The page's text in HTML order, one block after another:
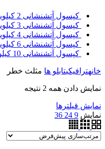
کپسول آتشنشانی 2 کیلویی CO2 آریا
کپسول آتشنشانی 3 کیلویی CO2 آریا
کپسول آتشنشانی 4 کیلویی CO2 آریا
کپسول آتشنشانی 6 کیلویی CO2 آریا
کپسول آتشنشانی 10 کیلویی CO2 آریا
خانهترافیکیتابلو ها مثلث خطر
نمایش دادن همه 2 نتیجه
نمایش فیلترها
نمایش 9
24
36